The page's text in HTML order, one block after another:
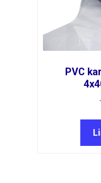
PVC